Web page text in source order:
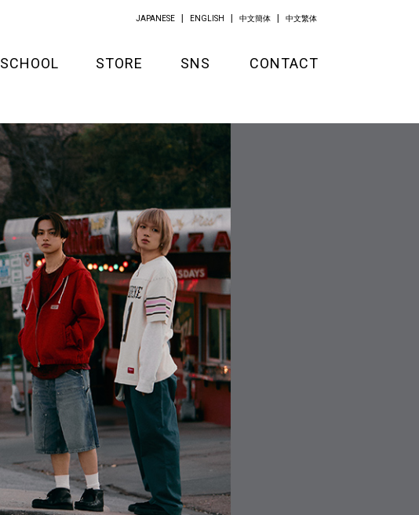
SCHOOL STORE
APPAREL
SNS CONTACT
JAPANESE ENGLISH 中文簡体 中文繁体